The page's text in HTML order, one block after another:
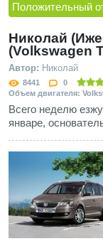
Положительный
Николай
(Volkswagen
Автор: Николай
8441 0
Объем двигателя:
Всего неделю
январе,